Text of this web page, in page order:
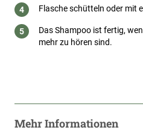
Flasche schütteln oder mit
Das Shampoo ist fertig,
mehr zu hören sind.
Mehr Informationen